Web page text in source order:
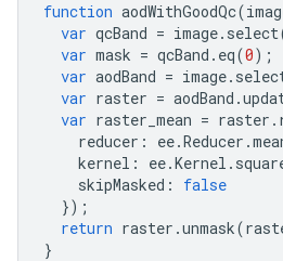
function aodWithGoodQc(
var qcBand = image. select
var mask = qcBand . eq(0);
var aodBand = image.
var raster = aodBand .
var raster_mean = raster .
reducer : ee.Reducer .
kernel : ee.Kernel .
skipMasked :
false
});
return raster .unmask(
}